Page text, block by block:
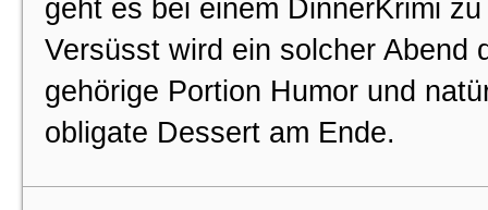
Firmenausfluege
Firmenanlaesse
geht es bei einem DinnerKrimi
Versüsst wird ein solcher Abend
gehörige Portion Humor und
obligate Dessert am Ende.